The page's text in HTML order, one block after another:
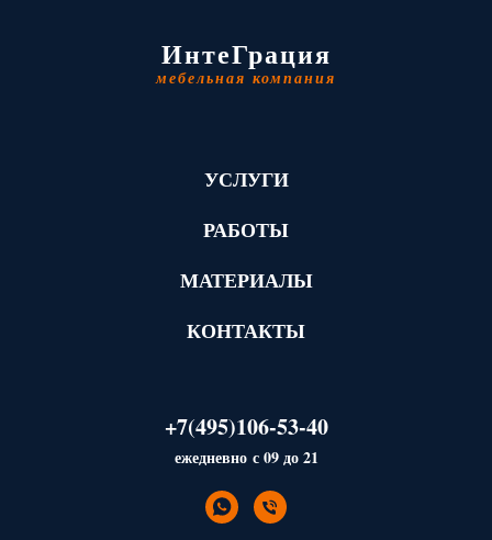
ИнтеГрация
мебельная компания
УСЛУГИ
РАБОТЫ
МАТЕРИАЛЫ
КОНТАКТЫ
+7(495)106-53-40
ежедневно с 09 до 21